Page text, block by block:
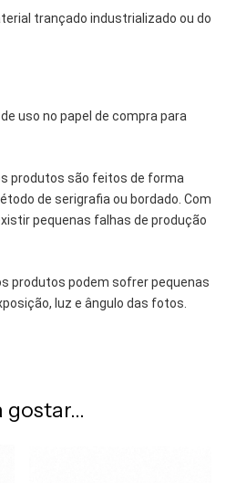
trançado industrializado ou do
uso no papel de compra para
produtos são feitos de forma
de serigrafia ou bordado. Com
pequenas falhas de produção
produtos podem sofrer pequenas
luz e ângulo das fotos.